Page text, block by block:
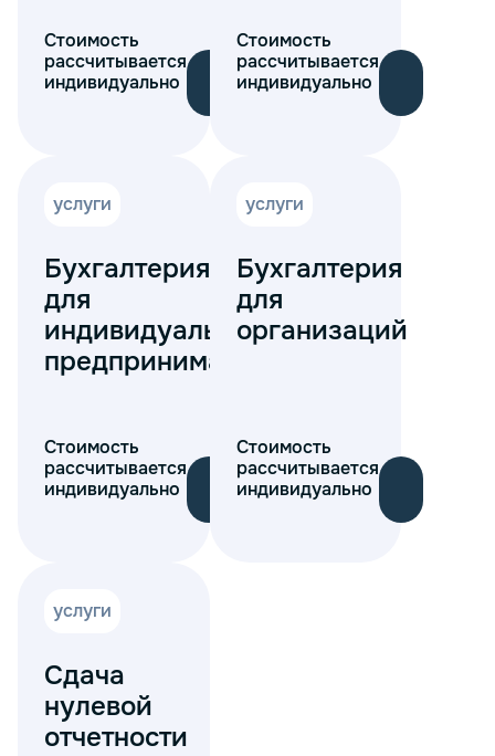
Стоимость
рассчитывается
индивидуально
Стоимость
рассчитывается
индивидуально
услуги
Бухгалтерия
для
индивидуальных
предпринимателей
Стоимость
рассчитывается
индивидуально
услуги
Бухгалтерия
для
организаций
Стоимость
рассчитывается
индивидуально
услуги
Сдача
нулевой
отчетности